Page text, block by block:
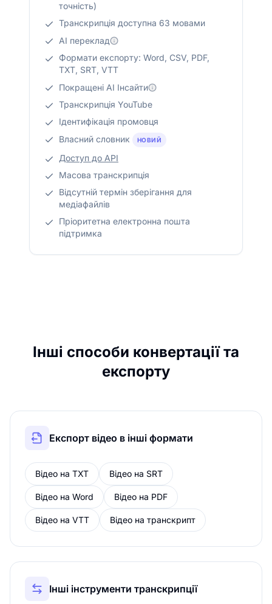
точність)
Транскрипція доступна 63 мовами
AI переклад
Формати експорту: Word, CSV, PDF,
TXT, SRT, VTT
Покращені AI Інсайти
Транскрипція YouTube
Ідентифікація промовця
Власний словник
НОВИЙ
Доступ до API
Масова транскрипція
Відсутній термін зберігання для
медіафайлів
Пріоритетна електронна пошта
підтримка
Інші способи конвертації та
експорту
Експорт відео в інші формати
Відео на TXT Відео на SRT
Відео на Word Відео на PDF
Відео на VTT Відео на транскрипт
Інші інструменти транскрипції